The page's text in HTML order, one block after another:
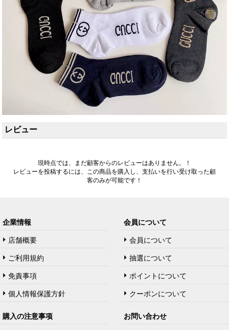
レビュー
現時点では、まだ顧客からのレビューはありません。！
レビューを投稿するには、この商品を購入し、支払いを行い受け取った顧
客のみが可能です！
企業情報
店舗概要
ご利用規約
免責事項
個人情報保護方針
会員について
会員について
抽選について
ポイントについて
クーポンについて
購入の注意事项 お問い合わせ